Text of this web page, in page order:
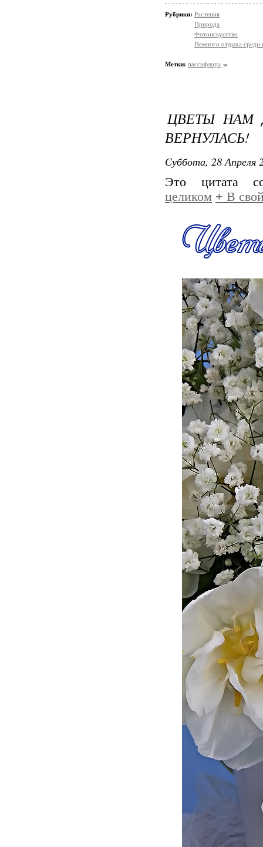
Рубрики: Растения
Природа
Фотоискусство
Немного отдыха среди
Метки: пассифлора
ЦВЕТЫ НАМ
ВЕРНУЛАСЬ!
Суббота, 28 Апреля
Это цитата
целиком + В